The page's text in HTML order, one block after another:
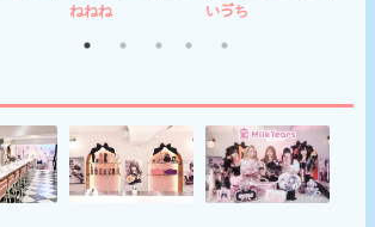
ねねね いゔち